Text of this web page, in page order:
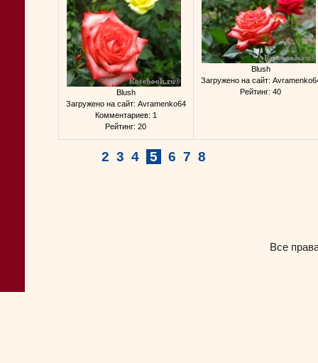
Blush
Загружено на сайт: Avramenko64
Комментариев: 1
Рейтинг: 20
Blush
Загружено на сайт:
Рейтинг: 40
2 3 4 5 6 7 8
Все